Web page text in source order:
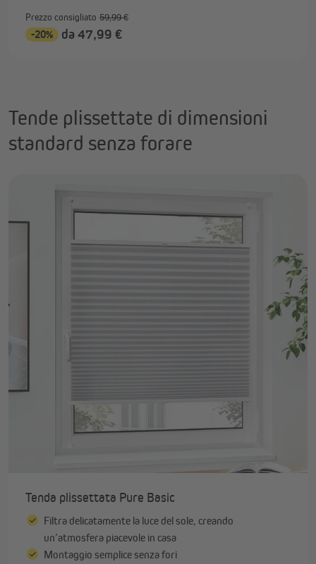
Prezzo consigliato 59,99 €
-20% da 47,99 €
Tende plissettate di dimensioni
standard senza forare
Tenda plissettata Pure Basic
Filtra delicatamente la luce del sole, creando
un’atmosfera piacevole in casa
Montaggio semplice senza fori